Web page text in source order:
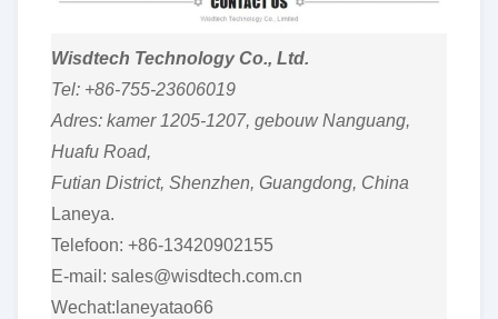
Wisdtech Technology Co., Ltd.
Tel: +86-755-23606019
Adres: kamer 1205-1207, gebouw Nanguang,
Huafu Road,
Futian District, Shenzhen, Guangdong, China
Laneya.
Telefoon: +86-13420902155
E-mail: sales@wisdtech.com.cn
Wechat:laneyatao66